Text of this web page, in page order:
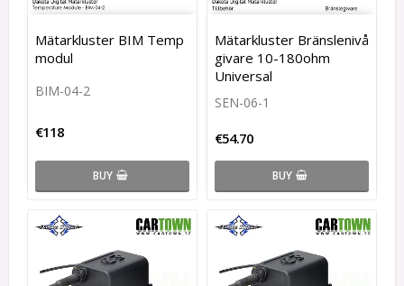
Mätarkluster BIM Temp
modul
BIM-04-2
€118
BUY
Mätarkluster Bränslenivå
givare 10-180ohm
Universal
SEN-06-1
€54.70
BUY